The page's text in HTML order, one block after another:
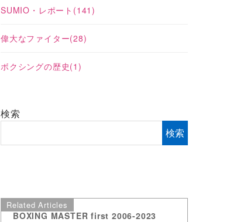
SUMIO・レポート (141)
偉大なファイター(28)
ボクシングの歴史(1)
検索
検索
Related Articles
BOXING MASTER first 2006-2023